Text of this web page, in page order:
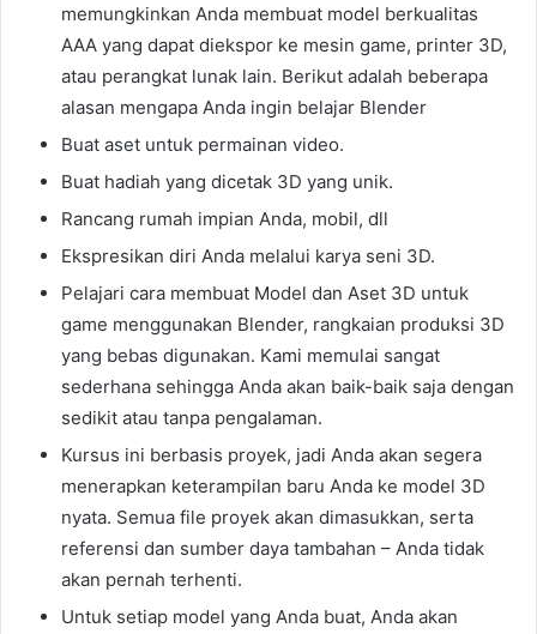
memungkinkan Anda membuat model berkualitas
AAA yang dapat diekspor ke mesin game, printer 3D,
atau perangkat lunak lain. Berikut adalah beberapa
alasan mengapa Anda ingin belajar Blender
Buat aset untuk permainan video.
Buat hadiah yang dicetak 3D yang unik.
Rancang rumah impian Anda, mobil, dll
Ekspresikan diri Anda melalui karya seni 3D.
Pelajari cara membuat Model dan Aset 3D untuk
game menggunakan Blender, rangkaian produksi 3D
yang bebas digunakan. Kami memulai sangat
sederhana sehingga Anda akan baik-baik saja dengan
sedikit atau tanpa pengalaman.
Kursus ini berbasis proyek, jadi Anda akan segera
menerapkan keterampilan baru Anda ke model 3D
nyata. Semua file proyek akan dimasukkan, serta
referensi dan sumber daya tambahan – Anda tidak
akan pernah terhenti.
Untuk setiap model yang Anda buat, Anda akan